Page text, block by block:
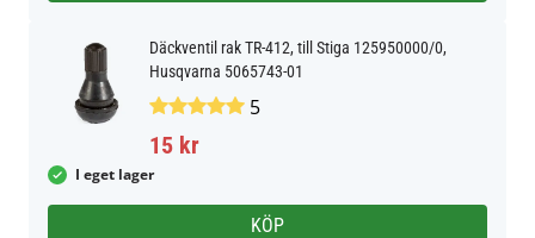
Däckventil rak TR-412, till Stiga 125950000/0,
Husqvarna 5065743-01
5
15 kr
I eget lager
KÖP